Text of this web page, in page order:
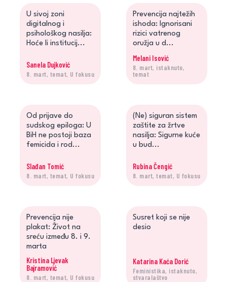
U sivoj zoni
digitalnog i
psihološkog nasilja:
Hoće li institucij...
Sanela Dujković
8. mart, temat, U fokusu
Prevencija najtežih
ishoda: Ignorisani
rizici vatrenog
oružja u d...
Melani Isović
8. mart, istaknuto,
temat
Od prijave do
sudskog epiloga: U
BiH ne postoji baza
femicida i rod...
Slađan Tomić
8. mart, temat, U fokusu
(Ne) siguran sistem
zaštite za žrtve
nasilja: Sigurne kuće
u bud...
Rubina Čengić
8. mart, temat, U fokusu
Prevencija nije
plakat: Život na
sreću između 8. i 9.
marta
Kristina Ljevak
Bajramović
8. mart, temat, U fokusu
Susret koji se nije
desio
Katarina Kaća Dorić
Feministika, istaknuto,
stvaralaštvo